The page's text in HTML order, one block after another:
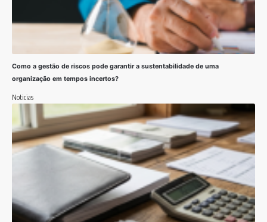
Como a gestão de riscos pode garantir a sustentabilidade de uma
organização em tempos incertos?
Noticias